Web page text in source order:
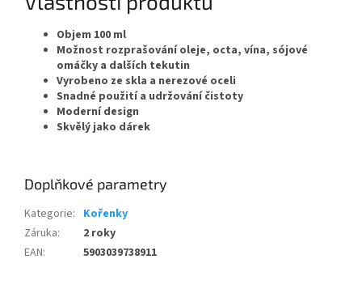
Objem 100 ml
Možnost rozprašování oleje, octa, vína, sójové
omáčky a dalších tekutin
Vyrobeno ze skla a nerezové oceli
Snadné použití a udržování čistoty
Moderní design
Skvělý jako dárek
Doplňkové parametry
Kategorie: Kořenky
Záruka:
2 roky
EAN: 5903039738911